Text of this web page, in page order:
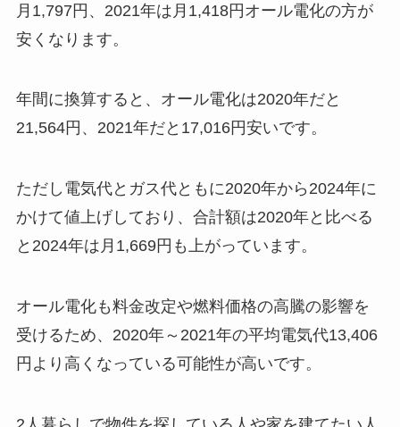
月1,797円、2021年は月1,418円オール電化の方が
安くなります。
年間に換算すると、オール電化は2020年だと
21,564円、2021年だと17,016円安いです。
ただし電気代とガス代ともに2020年から2024年に
かけて値上げしており、合計額は2020年と比べる
と2024年は月1,669円も上がっています。
オール電化も料金改定や燃料価格の高騰の影響を
受けるため、2020年～2021年の平均電気代13,406
円より高くなっている可能性が高いです。